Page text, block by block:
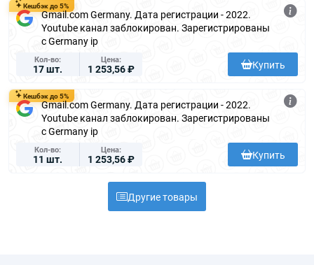
Кешбэк до 5%
Gmail.com Germany. Дата регистрации - 2022.
Youtube канал заблокирован. Зарегистрированы
с Germany ip
Кол-во
17 шт.
Цена
1 253,56 ₽ Купить
Кешбэк до 5%
Gmail.com Germany. Дата регистрации - 2022.
Youtube канал заблокирован. Зарегистрированы
с Germany ip
Кол-во
11 шт.
Цена
1 253,56 ₽ Купить
Другие товары